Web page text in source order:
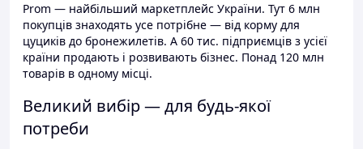
Prom — найбільший маркетплейс України. Тут 6 млн
покупців знаходять усе потрібне — від корму для
цуциків до бронежилетів. А 60 тис. підприємців з усієї
країни продають і розвивають бізнес. Понад 120 млн
товарів в одному місці.
Великий вибір — для будь-якої
потреби